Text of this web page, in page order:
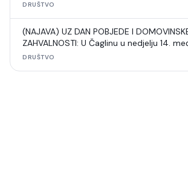
DRUŠTVO
(NAJAVA) UZ DAN POBJEDE I
ZAHVALNOSTI: U Čaglinu u nedjelju 14.
šahovski turnir
DRUŠTVO